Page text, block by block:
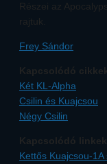
Részei az
rajtuk.
Frey Sándor
Kapcsolódó
Két KL-Alpha
Csilin és Kuajcsou
Négy Csilin
Kapcsolódó
Kettős Kuajcsou-